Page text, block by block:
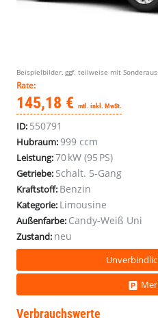
Beispielbilder, ggf. teilweise mit
Rate:
145,18 € mtl. inkl. MwSt.
ID: 550791
Hubraum:999 ccm
Leistung:70 kW (95 PS)
Getriebe: Schalt. 5-Gang
Kraftstoff: Benzin
Kategorie: Limousine
Außenfarbe: Candy-Weiß Uni
Zustand: neu
Verbrauchswerte